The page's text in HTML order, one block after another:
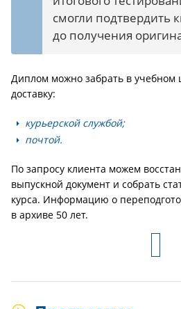
смогли подтвердить
до получения
Диплом можно забрать в учебном
доставку:
курьерской службой;
почтой.
По запросу клиента можем
выпускной документ и собрать
курса. Информацию о
в архиве 50 лет.